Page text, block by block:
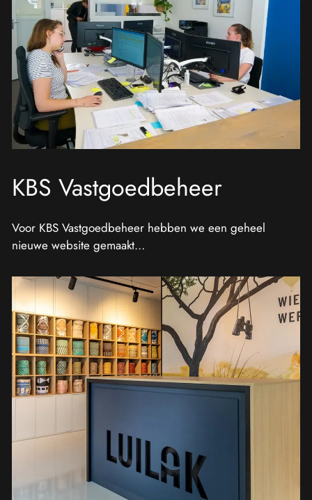
KBS Vastgoedbeheer
Voor KBS Vastgoedbeheer hebben we een geheel
nieuwe website gemaakt…